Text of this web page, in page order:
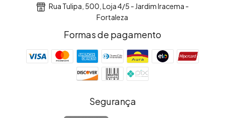
Rua Tulipa, 500, Loja 4/5 - Jardim Iracema -
Fortaleza
Formas de pagamento
Segurança